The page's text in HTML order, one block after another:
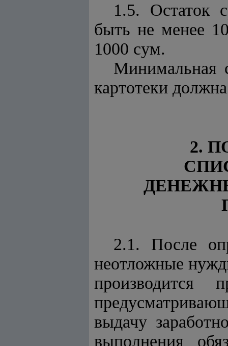
1.5. Остаток
быть не менее
1000 сум.
Минимальная
картотеки
2.
2.1. После
неотложные
производится
выдачу
выполнения